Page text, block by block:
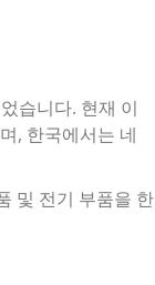
습니다. 현재 이
, 한국에서는 네
및 전기 부품을 한